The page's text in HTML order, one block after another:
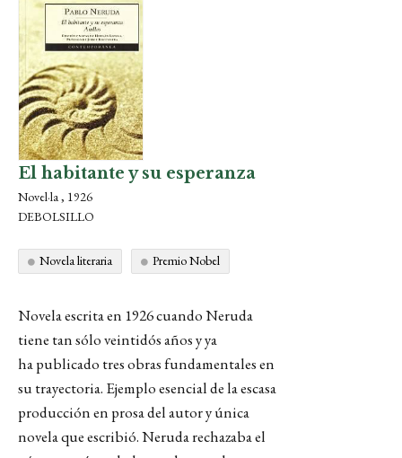
El habitante y su esperanza
Novel·la , 1926
DEBOLSILLO
Novela literaria Premio Nobel
Novela escrita en 1926 cuando Neruda
tiene tan sólo veintidós años y ya
ha publicado tres obras fundamentales en
su trayectoria. Ejemplo esencial de la escasa
producción en prosa del autor y única
novela que escribió. Neruda rechazaba el